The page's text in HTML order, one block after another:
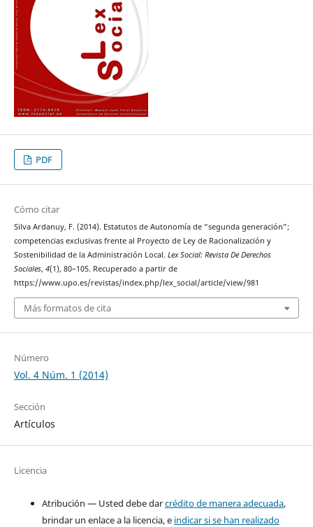
PDF
Cómo citar
Silva Ardanuy, F. (2014). Estatutos de Autonomía de “segunda generación”;
competencias exclusivas frente al Proyecto de Ley de Racionalización y
Sostenibilidad de la Administración Local. Lex Social: Revista De Derechos
Sociales, 4(1), 80–105. Recuperado a partir de
https://www.upo.es/revistas/index.php/lex_social/article/view/981
Más formatos de cita
Número
Vol. 4 Núm. 1 (2014)
Sección
Artículos
Licencia
Atribución — Usted debe darcrédito de manera adecuada,
brindar un enlace a la licencia, e indicar si se han realizado